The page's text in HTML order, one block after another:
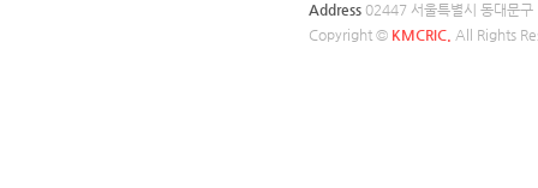
Address02447 서울특별시 동대문구
Copyright © KMCRIC. All Rights